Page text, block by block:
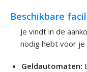
Beschikbare
Je vindt in de
nodig hebt voor je
Geldautomaten: